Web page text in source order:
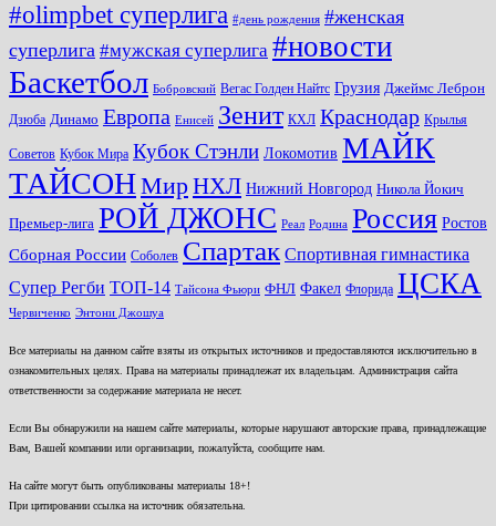
#olimpbet суперлига #день рождения #женская
суперлига #мужская суперлига #новости
Баскетбол Бобровский Вегас Голден Найтс Грузия Джеймс Леброн
Дзюба Динамо Европа Енисей Зенит КХЛ Краснодар Крылья
Советов Кубок Мира Кубок Стэнли Локомотив МАЙК
ТАЙСОНМирНХЛ Нижний Новгород Никола Йокич
Премьер-лига РОЙ ДЖОНС Реал Родина Россия Ростов
Сборная России Соболев Спартак Спортивная гимнастика
Супер Регби ТОП-14 Тайсона Фьюри ФНЛ Факел Флорида ЦСКА
Червиченко Энтони Джошуа
Все материалы на данном сайте взяты из открытых источников и предоставляются исключительно в
ознакомительных целях. Права на материалы принадлежат их владельцам. Администрация сайта
ответственности за содержание материала не несет.
Если Вы обнаружили на нашем сайте материалы, которые нарушают авторские права, принадлежащие
Вам, Вашей компании или организации, пожалуйста, сообщите нам.
На сайте могут быть опубликованы материалы 18+!
При цитировании ссылка на источник обязательна.